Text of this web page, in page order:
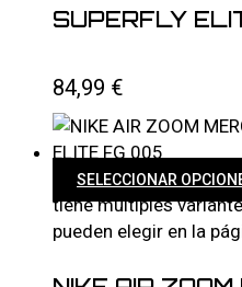
SUPERFLY
84,99 €
SELECCIONAR
tiene múltiples
pueden elegir en la